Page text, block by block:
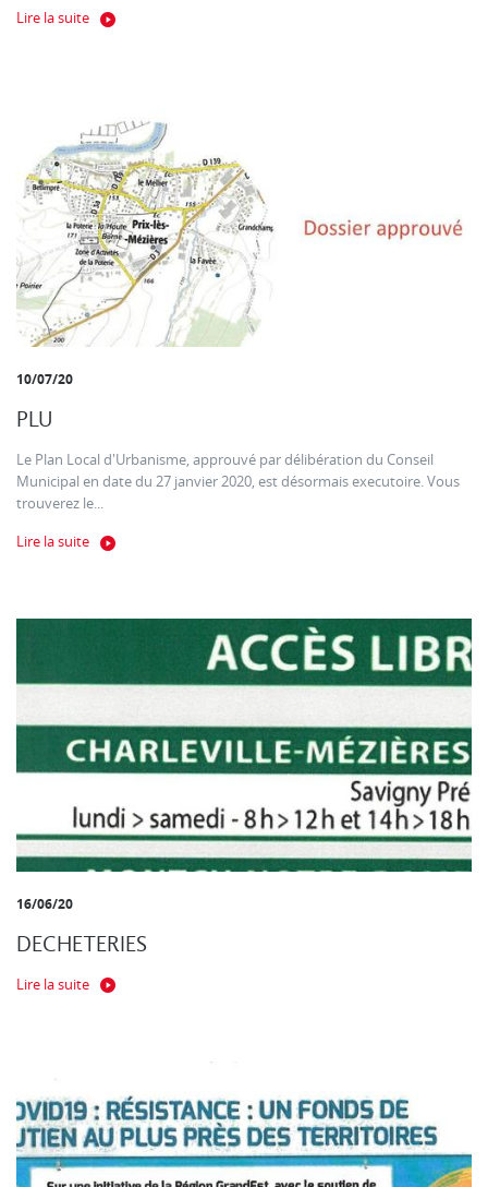
Lire la suite
10/07/20
PLU
Le Plan Local d'Urbanisme, approuvé par délibération du Conseil
Municipal en date du 27 janvier 2020, est désormais executoire. Vous
trouverez le...
Lire la suite
16/06/20
DECHETERIES
Lire la suite